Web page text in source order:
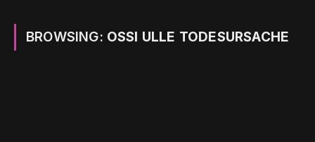
BROWSING: OSSI ULLE TODESURSACHE